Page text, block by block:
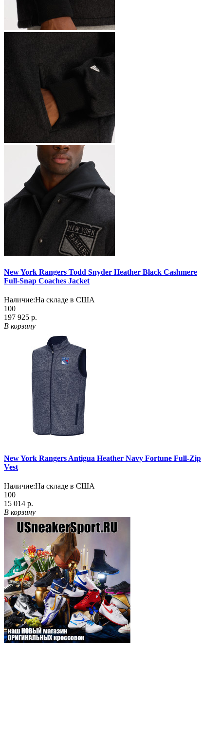
New York Rangers Todd Snyder Heather Black Cashmere
Full-Snap Coaches Jacket
Наличие:На складе в США
100
197 925 р.
В корзину
New York Rangers Antigua Heather Navy Fortune Full-Zip
Vest
Наличие:На складе в США
100
15 014 р.
В корзину